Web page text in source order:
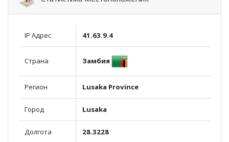
IP Адрес 41.63.9.4
Страна Замбия
Регион Lusaka Province
Город Lusaka
Долгота 28.3228